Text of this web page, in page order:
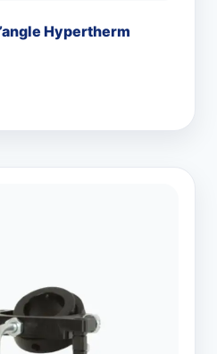
Hypertherm